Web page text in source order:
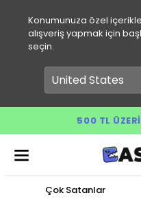
Konumunuza özel
alışveriş yapmak için
seçin.
500 TL
Çok Satanlar